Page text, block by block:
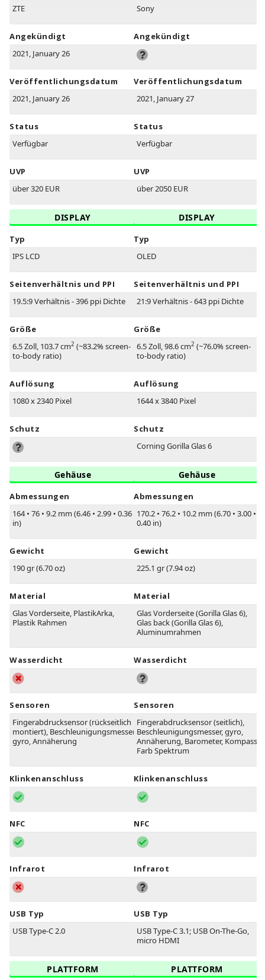
ZTE
Angekündigt
2021, January 26
Veröffentlichungsdatum
2021, January 26
Status
Verfügbar
UVP
über 320 EUR
DISPLAY
Typ
IPS LCD
Seitenverhältnis und PPI
19.5:9 Verhältnis - 396 ppi Dichte
Größe
6.5 Zoll, 103.7 cm2 (~83.2% screen-
to-body ratio)
Auflösung
1080 x 2340 Pixel
Schutz
Gehäuse
Abmessungen
164• 76 • 9.2 mm (6.46 • 2.99 • 0.36
in)
Gewicht
190 gr (6.70 oz)
Material
Glas Vorderseite, PlastikArka,
Plastik Rahmen
Wasserdicht
Sensoren
Fingerabdrucksensor (rückseitlich
montiert), Beschleunigungsmesser,
gyro, Annäherung
Klinkenanschluss
NFC
Infrarot
USB Typ
USB Type-C 2.0
PLATTFORM
Sony
Angekündigt
Veröffentlichungsdatum
2021, January 27
Status
Verfügbar
UVP
über 2050 EUR
DISPLAY
Typ
OLED
Seitenverhältnis und PPI
21:9 Verhältnis - 643 ppi Dichte
Größe
6.5 Zoll, 98.6 cm2 (~76.0% screen-
to-body ratio)
Auflösung
1644 x 3840 Pixel
Schutz
Corning Gorilla Glas 6
Gehäuse
Abmessungen
170.2 • 76.2 • 10.2 mm (6.70 • 3.00 •
0.40 in)
Gewicht
225.1 gr (7.94 oz)
Material
Glas Vorderseite (Gorilla Glas 6),
Glas back (Gorilla Glas 6),
Aluminumrahmen
Wasserdicht
Sensoren
Fingerabdrucksensor (seitlich),
Beschleunigungsmesser, gyro,
Annäherung, Barometer, Kompass,
Farb Spektrum
Klinkenanschluss
NFC
Infrarot
USB Typ
USB Type-C 3.1; USB On-The-Go,
micro HDMI
PLATTFORM